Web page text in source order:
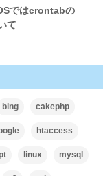
ではcrontabの
て
bing cakephp
htaccess
linux mysql